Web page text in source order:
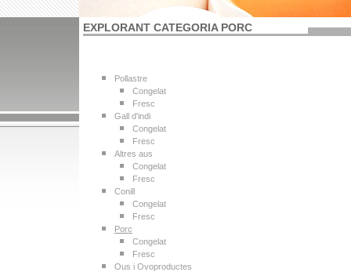
EXPLORANT CATEGORIA PORC
Pollastre
Congelat
Fresc
Gall d'indi
Congelat
Fresc
Altres aus
Congelat
Fresc
Conill
Congelat
Fresc
Porc
Congelat
Fresc
Ous i Ovoproductes